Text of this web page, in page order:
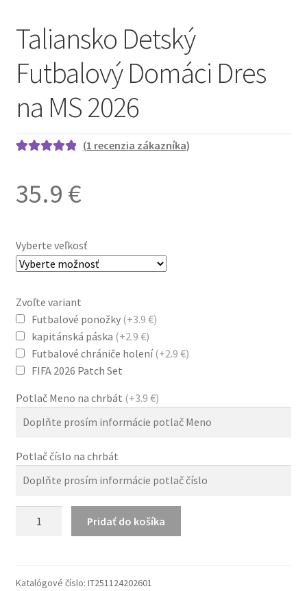
Taliansko Detský
Futbalový Domáci Dres
na MS 2026
základe
(1 recenzia zákazníka)
35.9 €
Vyberte veľkosť
Zvoľte variant
Futbalové ponožky (+3.9 €)
kapitánská páska (+2.9 €)
Futbalové chrániče holení(+2.9 €)
FIFA 2026 Patch Set
Potlač Meno na chrbát (+3.9 €)
Potlač číslo na chrbát
Domáci
Pridať do košíka
Katalógové číslo: IT251124202601